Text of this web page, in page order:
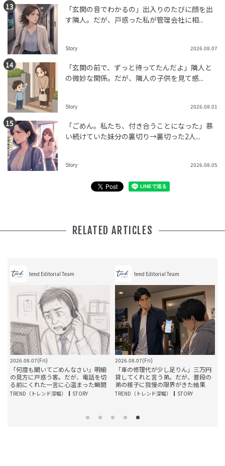
「玄関の音でわかるの」出入りのたびに顔を出
す隣人。だが、戸惑った私が管理会社に相...
Story 2026.08.07
「玄関の前で、ずっと待ってたんだよ」隣人と
の微妙な関係。だが、隣人の子供を見て感...
Story 2026.08.01
「ごめん。私たち、付き合うことになった」慕
い続けていた妹分の裏切り→裏切った2人...
Story 2026.08.05
RELATED ARTICLES
tend Editorial Team
2026.08.07(Fri)
「何度も聞いてごめんなさい」明細
の見方に戸惑う客。だが、電話を切
る前にくれた一言に心温まった瞬間
TREND（トレンド深堀） STORY
tend Editorial Team
2026.08.07(Fri)
「車の修理代が少し足りん」三万円
貸してくれと言う弟。だが、普段の
弟の様子に我慢の限界がきた結果
TREND（トレンド深堀） STORY